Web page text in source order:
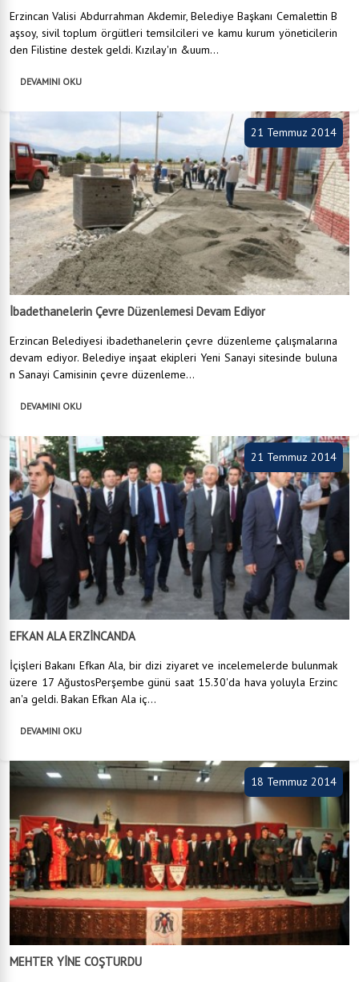
Erzincan Valisi Abdurrahman Akdemir, Belediye Başkanı Cemalettin B
aşsoy, sivil toplum örgütleri temsilcileri ve kamu kurum yöneticilerin
den Filistine destek geldi. Kızılay'ın &uum...
DEVAMINI OKU
21 Temmuz 2014
İbadethanelerin Çevre Düzenlemesi Devam Ediyor
Erzincan Belediyesi ibadethanelerin çevre düzenleme çalışmalarına
devam ediyor. Belediye inşaat ekipleri Yeni Sanayi sitesinde buluna
n Sanayi Camisinin çevre düzenleme...
DEVAMINI OKU
21 Temmuz 2014
EFKAN ALA ERZİNCANDA
İçişleri Bakanı Efkan Ala, bir dizi ziyaret ve incelemelerde bulunmak
üzere 17 AğustosPerşembe günü saat 15.30'da hava yoluyla Erzinc
an'a geldi. Bakan Efkan Ala iç...
DEVAMINI OKU
18 Temmuz 2014
MEHTER YİNE COŞTURDU